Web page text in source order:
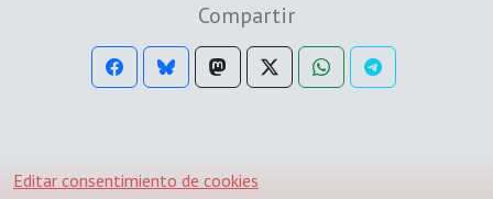
Compartir
Editar consentimiento de cookies